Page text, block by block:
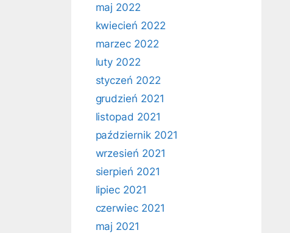
maj 2022
kwiecień 2022
marzec 2022
luty 2022
styczeń 2022
grudzień 2021
listopad 2021
październik 2021
wrzesień 2021
sierpień 2021
lipiec 2021
czerwiec 2021
maj 2021